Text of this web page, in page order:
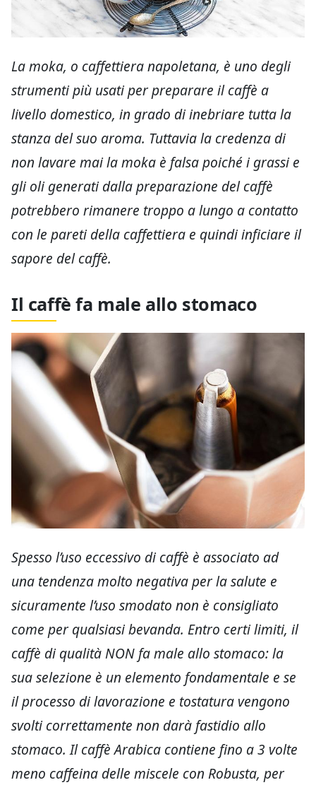
La moka, o caffettiera napoletana, è uno degli
strumenti più usati per preparare il caffè a
livello domestico, in grado di inebriare tutta la
stanza del suo aroma. Tuttavia la credenza di
non lavare mai la moka è falsa poiché i grassi e
gli oli generati dalla preparazione del caffè
potrebbero rimanere troppo a lungo a contatto
con le pareti della caffettiera e quindi inficiare il
sapore del caffè.
Il caffè fa male allo stomaco
Spesso l’uso eccessivo di caffè è associato ad
una tendenza molto negativa per la salute e
sicuramente l’uso smodato non è consigliato
come per qualsiasi bevanda. Entro certi limiti, il
caffè di qualità NON fa male allo stomaco: la
sua selezione è un elemento fondamentale e se
il processo di lavorazione e tostatura vengono
svolti correttamente non darà fastidio allo
stomaco. Il caffè Arabica contiene fino a 3 volte
meno caffeina delle miscele con Robusta, per